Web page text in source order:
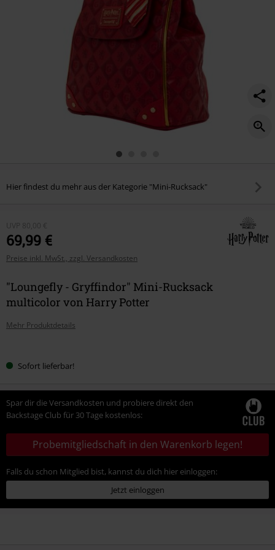
Hier findest du mehr aus der Kategorie "Mini-Rucksack"
UVP 80,00 €
69,99 €
Preise inkl. MwSt., zzgl. Versandkosten
"Loungefly - Gryffindor" Mini-Rucksack
multicolor von Harry Potter
Mehr Produktdetails
deineSofort lieferbar!
Spar dir die Versandkosten und probiere direkt den
Backstage Club für 30 Tage kostenlos:
Probemitgliedschaft in den Warenkorb legen!
Falls du schon Mitglied bist, kannst du dich hier einloggen:
Jetzt einloggen